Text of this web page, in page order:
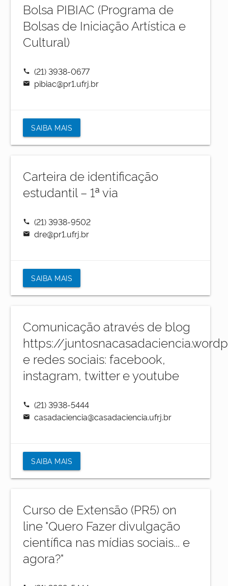
Bolsa PIBIAC (Programa de
Bolsas de Iniciação Artística e
Cultural)
call (21) 3938-0677
mail pibiac@pr1.ufrj.br
SAIBA MAIS
Carteira de identificação
estudantil – 1ª via
call (21) 3938-9502
mail dre@pr1.ufrj.br
SAIBA MAIS
Comunicação através de blog
https://
e redes sociais: facebook,
instagram, twitter e youtube
call (21) 3938-5444
mail casadaciencia@casadaciencia.ufrj.br
SAIBA MAIS
Curso de Extensão (PR5) on
line "Quero Fazer divulgação
científica nas mídias sociais... e
agora?"